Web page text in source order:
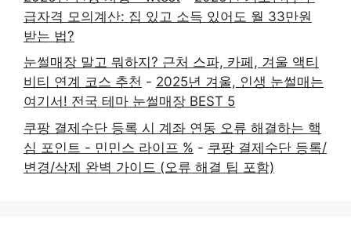
급자격 모의계산: 집 있고 소득 있어도 월 33만원
받는 법?
눈썰매장 말고 뭐하지? 근처 스파, 카페, 겨울 액티
비티 연계 코스 추천 - 2025년 겨울, 인생 눈썰매는
여기서! 전국 테마 눈썰매장 BEST 5
쿠팡 결제수단 등록 시 계좌 연동 오류 해결하는 핵
심 포인트 - 민민스 라이프 % - 쿠팡 결제수단 등록/
변경/삭제 완벽 가이드 (오류 해결 팁 포함)